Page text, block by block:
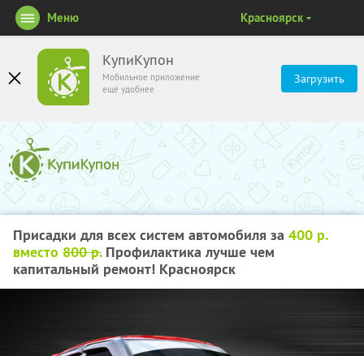
КупиКупон
Мобильное приложение
ещё удобнее
Загрузить
Меню Красноярск
Присадки для всех систем автомобиля за 400 р.
вместо 800 р.Профилактика лучше чем
капитальный ремонт! Красноярск